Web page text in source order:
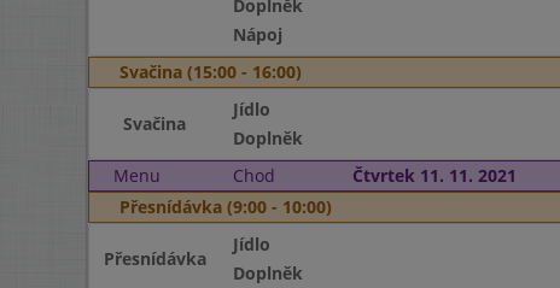
Doplněk
Nápoj
Svačina (15:00 - 16:00)
Svačina
Jídlo
Doplněk
Menu
Chod Čtvrtek 11. 11. 2021
Přesnídávka (9:00 - 10:00)
Přesnídávka
Jídlo
Doplněk